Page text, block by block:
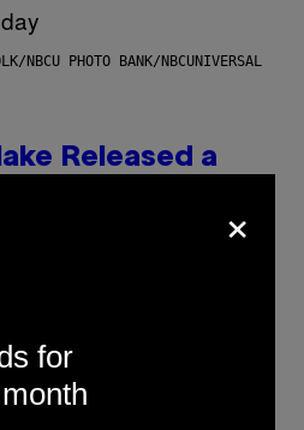
NBCU PHOTO BANK/NBCUNIVERSAL
Released a
Album in 2018
Became a Trend
×
for